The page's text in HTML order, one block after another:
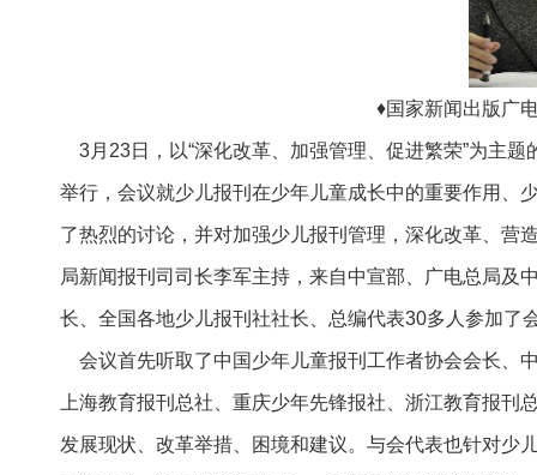
♦国家新闻出版广
3月23日，以“深化改革、加强管理、促进繁荣”为主
举行，会议就少儿报刊在少年儿童成长中的重要作用、
了热烈的讨论，并对加强少儿报刊管理，深化改革、营
局新闻报刊司司长李军主持，来自中宣部、广电总局及
长、全国各地少儿报刊社社长、总编代表30多人参加了
会议首先听取了中国少年儿童报刊工作者协会会长、
上海教育报刊总社、重庆少年先锋报社、浙江教育报
发展现状、改革举措、困境和建议。与会代表也针对少